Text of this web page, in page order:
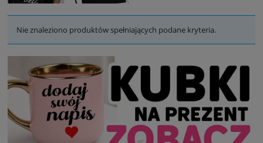
Nie znaleziono produktów spełniających podane kryteria.